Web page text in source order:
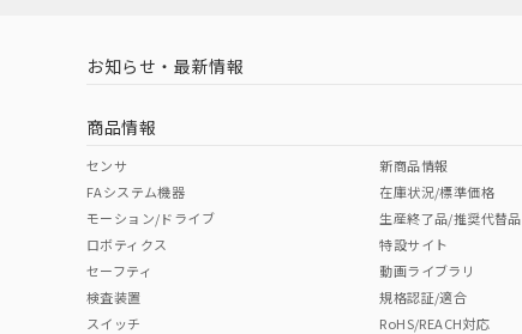
お知らせ・最新情報
商品情報
センサ
FAシステム機器
モーション/ドライブ
ロボティクス
セーフティ
検査装置
スイッチ
新商品情報
在庫状況/標準価格
生産終了品/推奨代替品
特設サイト
動画ライブラリ
規格認証/適合
RoHS/REACH対応